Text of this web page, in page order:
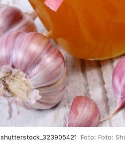
shutterstock_323905421 Foto: Foto: